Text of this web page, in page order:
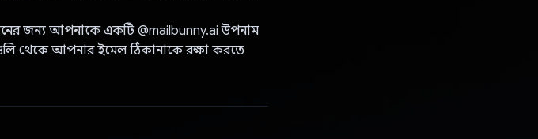
জন্য আপনাকে একটি @mailbunny.ai উপনাম
থেকে আপনার ইমেল ঠিকানাকে রক্ষা করতে